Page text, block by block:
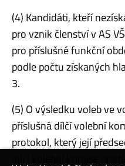
(4) Kandidáti, kteří
pro vznik členství v AS
pro příslušné funkční
podle počtu získaných
3.
(5) O výsledku voleb ve
příslušná dílčí volební
protokol, který její